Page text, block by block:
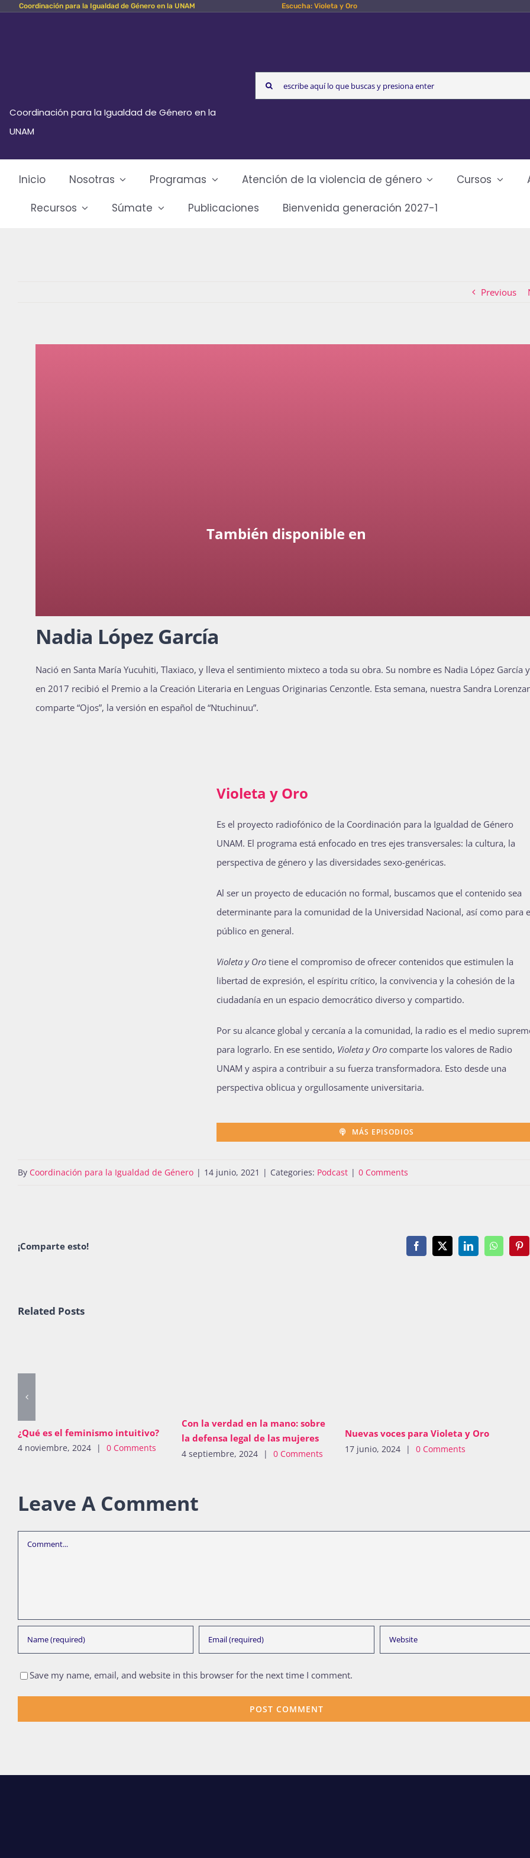
Skip Coordinación para la Igualdad de Género en la UNAM Escucha: Violeta y Oro
Coordinación para la Igualdad de Género en la
UNAM
Search
for:
Inicio Nosotras Programas Atención de la violencia de género Cursos
Recursos
Súmate Publicaciones Bienvenida generación 2027-1
Previous
También disponible en
Nadia López García
Nació en Santa María Yucuhiti, Tlaxiaco, y lleva el sentimiento mixteco a toda su obra. Su nombre es Nadia López García y
en 2017 recibió el Premio a la Creación Literaria en Lenguas Originarias Cenzontle. Esta semana, nuestra Sandra
comparte “Ojos”, la versión en español de “Ntuchinuu”.
Violeta y Oro
Es el proyecto radiofónico de la Coordinación para la Igualdad de Género
UNAM. El programa está enfocado en tres ejes transversales: la cultura, la
perspectiva de género y las diversidades sexo-genéricas.
Al ser un proyecto de educación no formal, buscamos que el contenido sea
determinante para la comunidad de la Universidad Nacional, así como para
público en general.
Violeta y Orotiene el compromiso de ofrecer contenidos que estimulen la
libertad de expresión, el espíritu crítico, la convivencia y la cohesión de la
ciudadanía en un espacio democrático diverso y compartido.
Por su alcance global y cercanía a la comunidad, la radio es el medio
para lograrlo. En ese sentido, Violeta y Orocomparte los valores de Radio
UNAM y aspira a contribuir a su fuerza transformadora. Esto desde una
perspectiva oblicua y orgullosamente universitaria.
MÁS EPISODIOS
By Coordinación para la Igualdad de Género | 14 junio, 2021 | Categories: Podcast | 0 Comments
¡Comparte esto! Facebook
X LinkedIn
Related Posts
¿Qué es el feminismo intuitivo?
4 noviembre, 2024 | 0 Comments
Con la verdad en la mano: sobre
la defensa legal de las mujeres
4 septiembre, 2024 | 0 Comments
Nuevas voces para Violeta y Oro
17 junio, 2024 | 0 Comments
Leave A Comment
Comment
Save my name, email, and website in this browser for the next time I comment.